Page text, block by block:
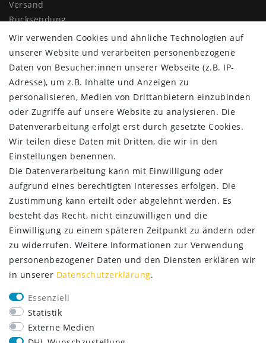
Versand
Rücksendung
Widerrufs­recht
Impressum
Daten­schutz­erklärung
AGB
Kontakt
ZAHLUNG & VERSAND
SERVICE
Lieferung nur 2,95 €
Rücksendung kostenfrei
14 Tage Rückgaberecht
Wir verwenden Cookies und ähnliche Technologien auf
unserer Website und verarbeiten personenbezogene
Daten von Besucher:innen unserer Webseite (z.B. IP-
Adresse), um z.B. Inhalte und Anzeigen zu
personalisieren, Medien von Drittanbietern einzubinden
oder Zugriffe auf unsere Website zu analysieren. Die
Datenverarbeitung erfolgt erst durch gesetzte Cookies.
Wir teilen diese Daten mit Dritten, die wir in den
Einstellungen benennen.
Die Datenverarbeitung kann mit Einwilligung oder
aufgrund eines berechtigten Interesses erfolgen. Die
Zustimmung kann erteilt oder abgelehnt werden. Es
besteht das Recht, nicht einzuwilligen und die
Einwilligung zu einem späteren Zeitpunkt zu ändern oder
zu widerrufen. Weitere Informationen zur Verwendung
personenbezogener Daten und den Diensten erklären wir
in unserer Daten­schutz­erklärung.
Essenziell
Statistik
Externe Medien